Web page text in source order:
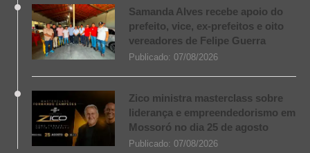
Samanda Alves recebe apoio do
prefeito, vice, ex-prefeitos e oito
vereadores de Felipe Guerra
Publicado: 07/08/2026
Zico ministra masterclass sobre
liderança e empreendedorismo em
Mossoró no dia 25 de agosto
Publicado: 07/08/2026